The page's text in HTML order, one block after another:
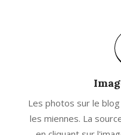
Les photos sur le
les miennes. La